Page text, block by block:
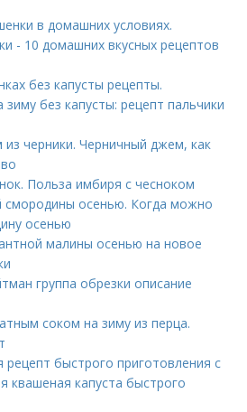
в домашних условиях.
- 10 домашних вкусных рецептов
без капусты рецепты.
без капусты: рецепт пальчики
черники. Черничный джем, как
Польза имбиря с чесноком
смородины осенью. Когда можно
осенью
малины осенью на новое
группа обрезки описание
соком на зиму из перца.
рецепт быстрого приготовления с
квашеная капуста быстрого